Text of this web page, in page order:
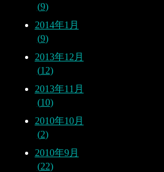
9
2014年1月
9
2013年12月
12
2013年11月
10
2010年10月
2
2010年9月
22